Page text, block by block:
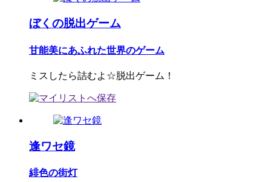
ぼくの脱出ゲーム
甘能美にあふれた世界のゲーム
ミスしたら詰むよ☆脱出ゲーム！
逢ワセ鏡
緋色の街灯